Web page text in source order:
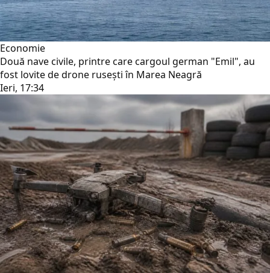
Economie
Două nave civile, printre care cargoul german "Emil", au
fost lovite de drone rusești în Marea Neagră
Ieri, 17:34